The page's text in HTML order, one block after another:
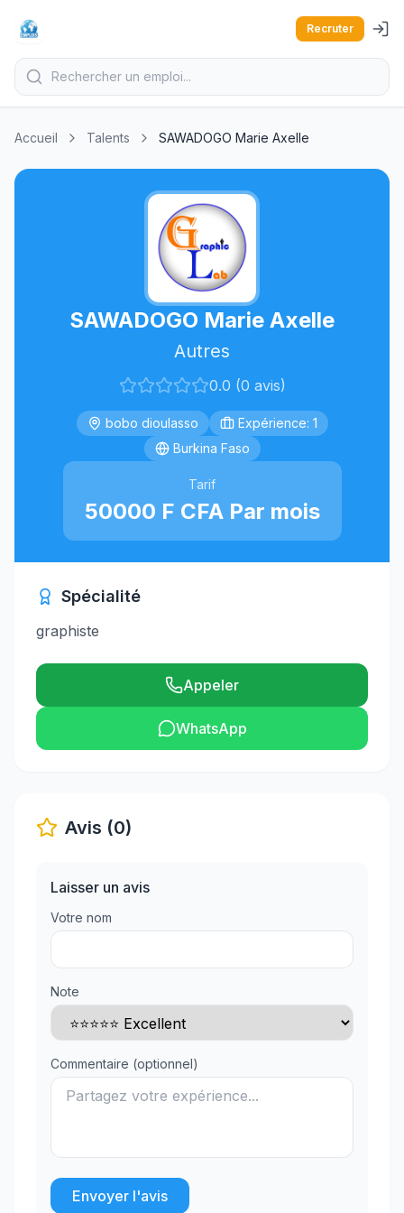
Recruter
Accueil Talents SAWADOGO Marie Axelle
SAWADOGO Marie Axelle
Autres
0.0 (0 avis)
bobo dioulasso
Expérience: 1
Burkina Faso
Tarif
50000 F CFA Par mois
Spécialité
graphiste
Appeler
WhatsApp
Avis (0)
Laisser un avis
Votre nom
Note
Commentaire (optionnel)
Envoyer l'avis